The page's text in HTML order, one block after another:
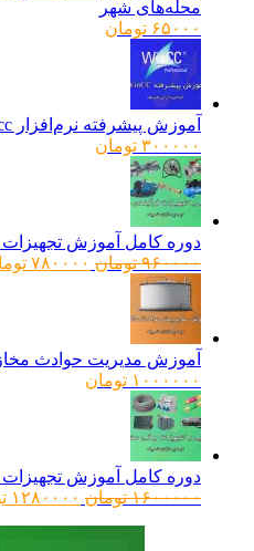
محله‌های شهر
۶۵۰۰۰ تومان
آموزش پیشرفته نرم‌افزار Wincc به صورت تصویری
۳۰۰۰۰۰ تومان
دوره کامل آموزش تجهیزات
۹۶۰۰۰۰ تومانقیمت
۷۸۰۰۰۰ تومان
آموزش مدیریت حوادث مخازن
۱۰۰۰۰۰۰ تومان
دوره کامل آموزش تجهیزات
۱۶۰۰۰۰۰ تومانقیمت
۱۲۸۰۰۰۰ تومان